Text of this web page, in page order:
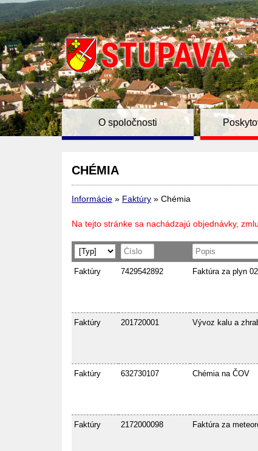
O spoločnosti
CHÉMIA
Informácie » Faktúry » Chémia
Na tejto stránke sa nachádzajú objednávky,
Faktúry 7429542892 Faktúra za plyn
Faktúry 201720001 Vývoz kalu a
Faktúry 632730107 Chémia na ČOV
Faktúry 2172000098 Faktúra za